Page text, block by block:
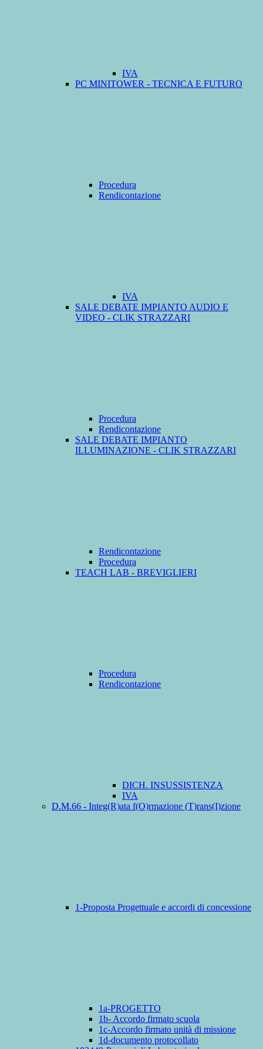
IVA
PC MINITOWER - TECNICA E FUTURO
Procedura
Rendicontazione
IVA
SALE DEBATE IMPIANTO AUDIO E
VIDEO - CLIK STRAZZARI
Procedura
Rendicontazione
SALE DEBATE IMPIANTO
ILLUMINAZIONE - CLIK STRAZZARI
Rendicontazione
Procedura
TEACH LAB - BREVIGLIERI
Procedura
Rendicontazione
DICH. INSUSSISTENZA
IVA
D.M.66 - Integ(R)ata f(O)rmazione (T)rans(I)zione
1-Proposta Progettuale e accordi di concessione
1a-PROGETTO
1b- Accordo firmato scuola
1c-Accordo firmato unità di missione
1d-documento protocollato